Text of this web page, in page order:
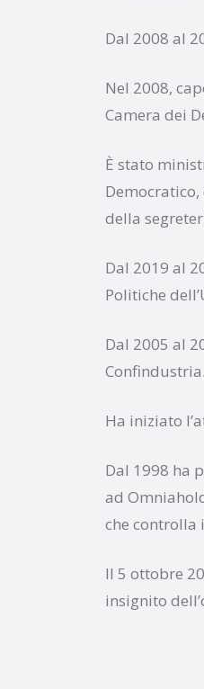
Dal 2008 al
Nel 2008,
Camera dei
È stato
della
Dal 2019 al
Politiche
Dal 2005 al
Confindustria.
Ha iniziato
Dal 1998 ha
ad
che controlla
Il 5 ottobre
insignito